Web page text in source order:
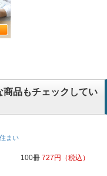
品もチェックしてい
まい
100冊 727円 （税込）